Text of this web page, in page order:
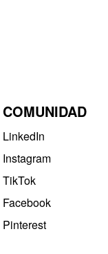
COMUNIDAD
LinkedIn
Instagram
TikTok
Facebook
Pinterest